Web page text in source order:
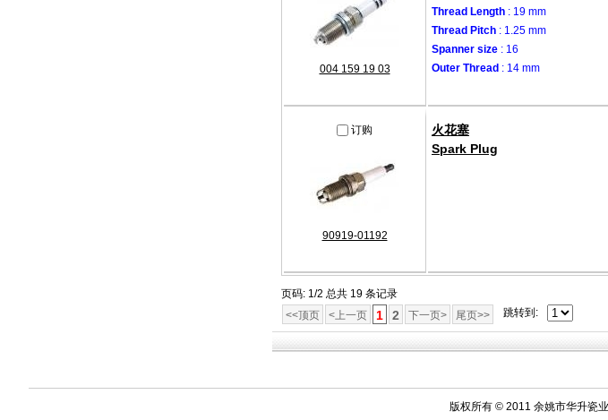
004 159 19 03
Thread Length : 19 mm
Thread Pitch : 1.25 mm
Spanner size : 16
Outer Thread : 14 mm
订购
90919-01192
火花塞
Spark Plug
页码: 1/2 总共 19 条记录
<<顶页
<上一页 1 2 下一页> 尾页>> 跳转到:
版权所有 © 2011 余姚市华升瓷